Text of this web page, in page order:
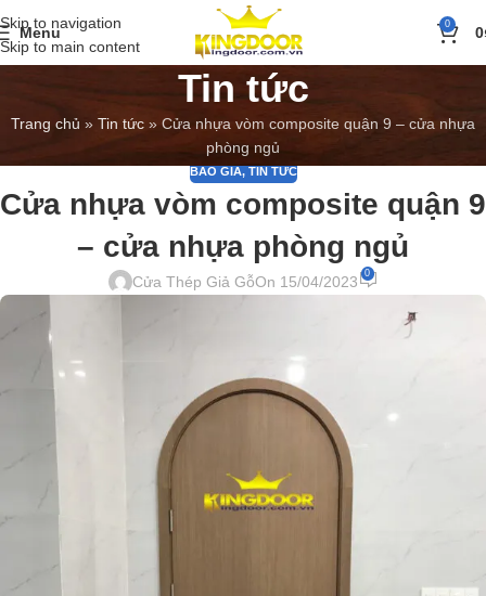
Skip to navigation
Skip to main content
Menu 0 0
Tin tức
Trang chủ » Tin tức » Cửa nhựa vòm composite quận 9 – cửa nhựa
phòng ngủ
BÁO GIÁ, TIN TỨC
Cửa nhựa vòm composite quận 9
– cửa nhựa phòng ngủ
Cửa Thép Giả GỗOn 15/04/2023 0